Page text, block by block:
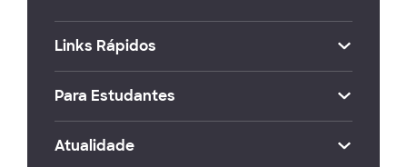
Links Rápidos
Para Estudantes
Atualidade